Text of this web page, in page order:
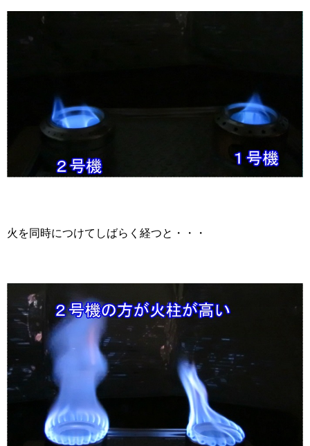
火を同時につけてしばらく経つと・・・